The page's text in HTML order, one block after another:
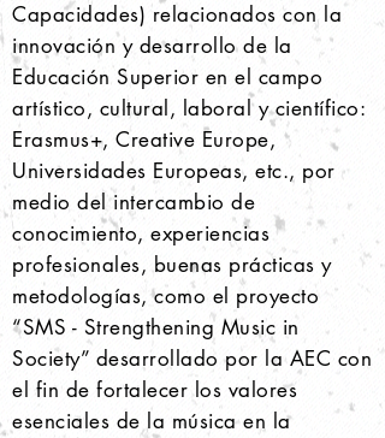
Capacidades) relacionados con la
innovación y desarrollo de la
Educación Superior en el campo
artístico, cultural, laboral y científico:
Erasmus+, Creative Europe,
Universidades Europeas, etc., por
medio del intercambio de
conocimiento, experiencias
profesionales, buenas prácticas y
metodologías, como el proyecto
“SMS - Strengthening Music in
Society” desarrollado por la AEC con
el fin de fortalecer los valores
esenciales de la música en la